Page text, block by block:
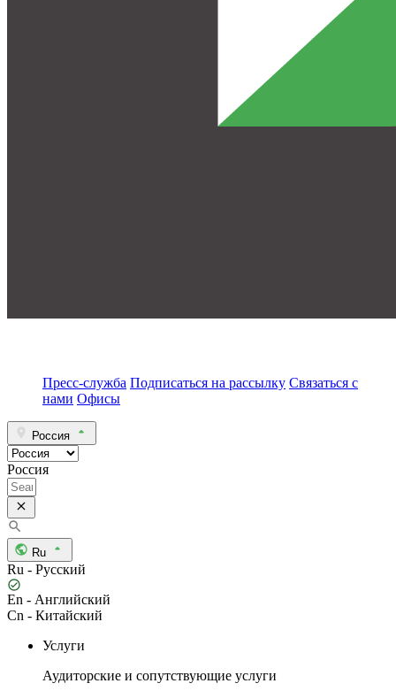
Пресс-служба Подписаться на рассылку Связаться с
нами Офисы
Россия
Россия
Ru
Ru - Русский
En - Английский
Cn - Китайский
Услуги
Аудиторские и сопутствующие услуги